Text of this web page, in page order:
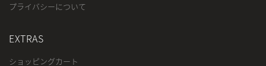
プライバシーについて
EXTRAS
ショッピングカート